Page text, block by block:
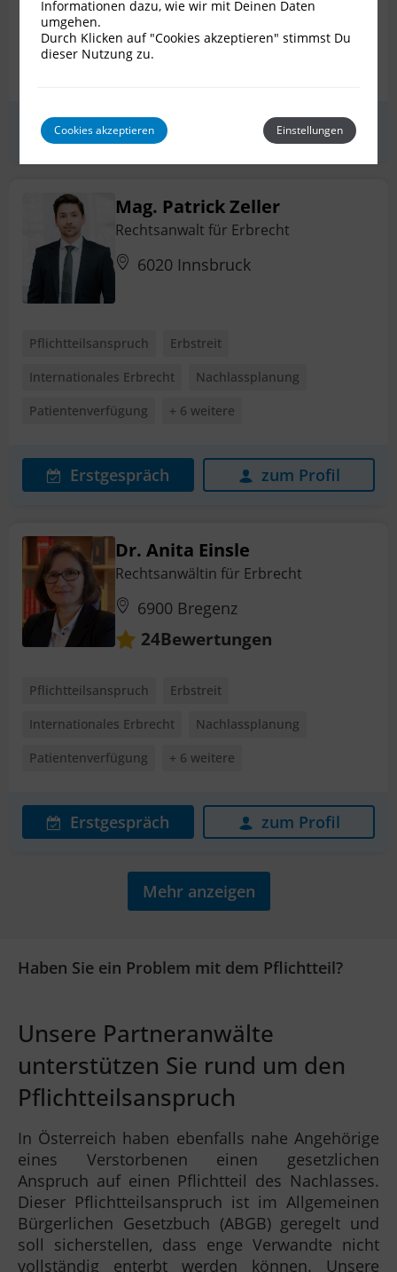
Internationales Erbrecht
Nachlassplanung
Patientenverfügung
Erstgespräch zum Profil
Mag. Patrick Zeller
Rechtsanwalt für Erbrecht
6020 Innsbruck
Pflichtteilsanspruch
Erbstreit
Internationales Erbrecht
Nachlassplanung
Patientenverfügung
+ 6 weitere
Erstgespräch zum Profil
Dr. Anita Einsle
Rechtsanwältin für Erbrecht
6900 Bregenz
24Bewertungen
Pflichtteilsanspruch
Erbstreit
Internationales Erbrecht
Nachlassplanung
Patientenverfügung
+ 6 weitere
Erstgespräch zum Profil
Mehr anzeigen
Haben Sie ein Problem mit dem Pflichtteil?
Unsere Partneranwälte
unterstützen Sie rund um den
Pflichtteilsanspruch
In Österreich haben ebenfalls nahe Angehörige
eines Verstorbenen einen gesetzlichen
Anspruch auf einen Pflichtteil des Nachlasses.
Dieser Pflichtteilsanspruch ist im Allgemeinen
Bürgerlichen Gesetzbuch (ABGB) geregelt und
soll sicherstellen, dass enge Verwandte nicht
vollständig enterbt werden können. Unsere
Informationen dazu, wie wir mit Deinen Daten
umgehen.
Durch Klicken auf "Cookies akzeptieren" stimmst Du
dieser Nutzung zu.
Cookies akzeptieren Einstellungen